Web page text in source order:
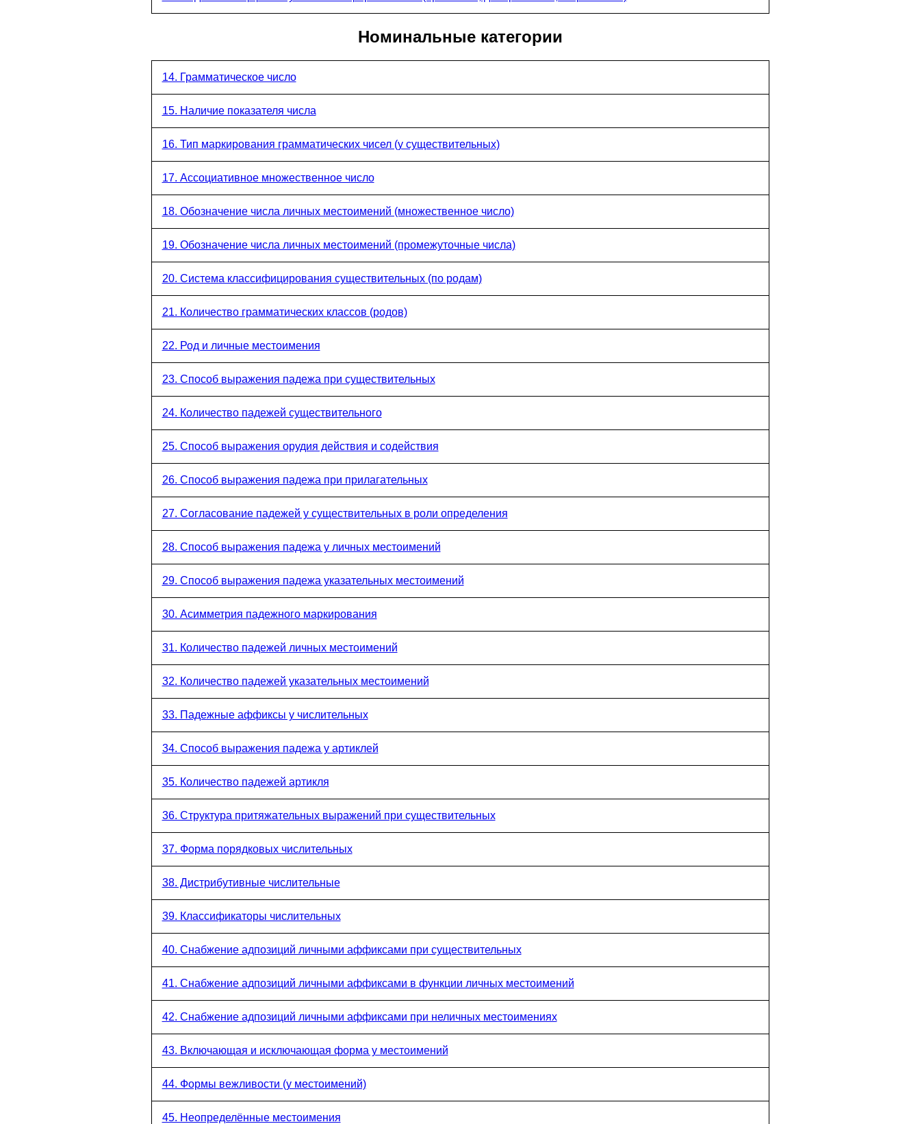
Номинальные категории
14. Грамматическое число
15. Наличие показателя числа
16. Тип маркирования грамматических чисел (у существительных)
17. Ассоциативное множественное число
18. Обозначение числа личных местоимений (множественное число)
19. Обозначение числа личных местоимений (промежуточные числа)
20. Система классифицирования существительных (по родам)
21. Количество грамматических классов (родов)
22. Род и личные местоимения
23. Способ выражения падежа при существительных
24. Количество падежей существительного
25. Способ выражения орудия действия и содействия
26. Способ выражения падежа при прилагательных
27. Согласование падежей у существительных в роли определения
28. Способ выражения падежа у личных местоимений
29. Способ выражения падежа указательных местоимений
30. Асимметрия падежного маркирования
31. Количество падежей личных местоимений
32. Количество падежей указательных местоимений
33. Падежные аффиксы у числительных
34. Способ выражения падежа у артиклей
35. Количество падежей артикля
36. Структура притяжательных выражений при существительных
37. Форма порядковых числительных
38. Дистрибутивные числительные
39. Классификаторы числительных
40. Снабжение адпозиций личными аффиксами при существительных
41. Снабжение адпозиций личными аффиксами в функции личных местоимений
42. Снабжение адпозиций личными аффиксами при неличных местоимениях
43. Включающая и исключающая форма у местоимений
44. Формы вежливости (у местоимений)
45. Неопределённые местоимения